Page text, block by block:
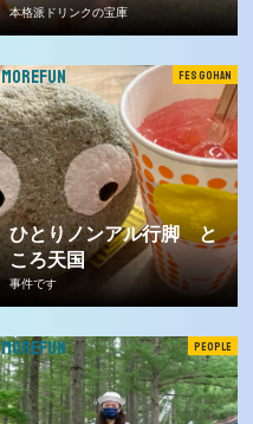
本格派ドリンクの宝庫
MOREFUN FES GOHAN
ひとりノンアル行脚 と
ころ天国
事件です
MOREFUN PEOPLE